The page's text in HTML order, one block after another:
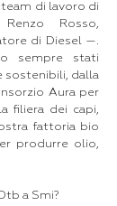
di lavoro di
Rosso,
di Diesel —.
sempre stati
sostenibili, dalla
Aura per
filiera dei capi,
fattoria bio
produrre olio,
a Smi?